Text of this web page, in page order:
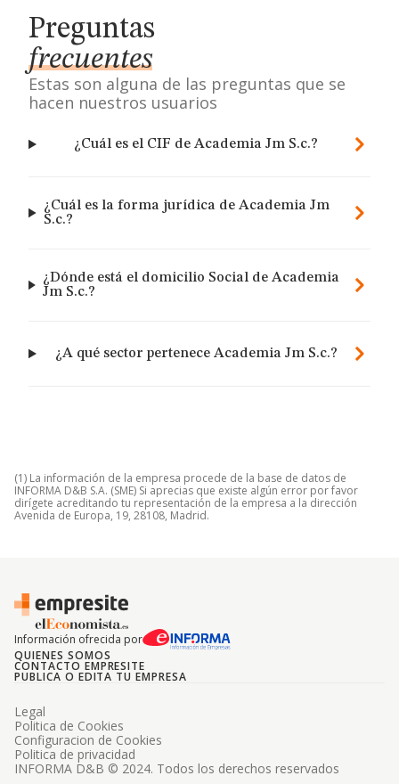
Preguntas
frecuentes
Estas son alguna de las preguntas que se
hacen nuestros usuarios
¿Cuál es el CIF de Academia Jm S.c.?
¿Cuál es la forma jurídica de Academia Jm
S.c.?
¿Dónde está el domicilio Social de Academia
Jm S.c.?
¿A qué sector pertenece Academia Jm S.c.?
(1) La información de la empresa procede de la base de datos de
INFORMA D&B S.A. (SME) Si aprecias que existe algún error por favor
dirígete acreditando tu representación de la empresa a la dirección
Avenida de Europa, 19, 28108, Madrid.
Información ofrecida por
QUIENES SOMOS
CONTACTO EMPRESITE
PUBLICA O EDITA TU EMPRESA
INFORMA D&B © 2024. Todos los derechos reservados
Legal
Politica de Cookies
Configuracion de Cookies
Politica de privacidad